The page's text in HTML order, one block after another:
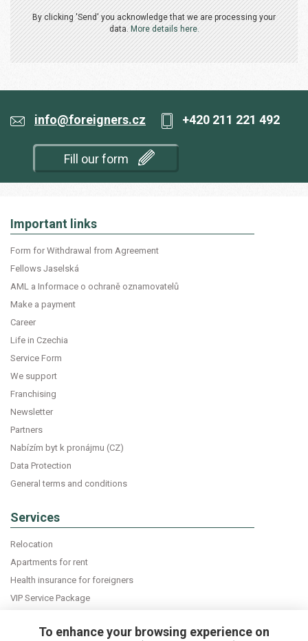
By clicking 'Send' you acknowledge that we are processing your
data. More details here.
info@foreigners.cz +420 211 221 492
Fill our form
Important links
Form for Withdrawal from Agreement
Fellows Jaselská
AML a Informace o ochraně oznamovatelů
Make a payment
Career
Life in Czechia
Service Form
We support
Franchising
Newsletter
Partners
Nabízím byt k pronájmu (CZ)
Data Protection
General terms and conditions
Services
Relocation
Apartments for rent
Health insurance for foreigners
VIP Service Package
To enhance your browsing experience on